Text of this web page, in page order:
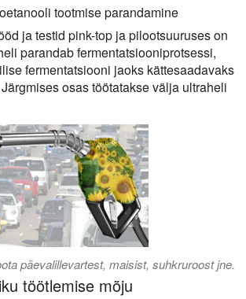
tootmise parandamine
ja testid pink-top ja pilootsuuruses on
parandab fermentatsiooniprotsessi,
fermentatsiooni jaoks kättesaadavaks
osas töötatakse välja ultraheli
päevalillevartest, maisist, suhkruroost jne.
töötlemise mõju